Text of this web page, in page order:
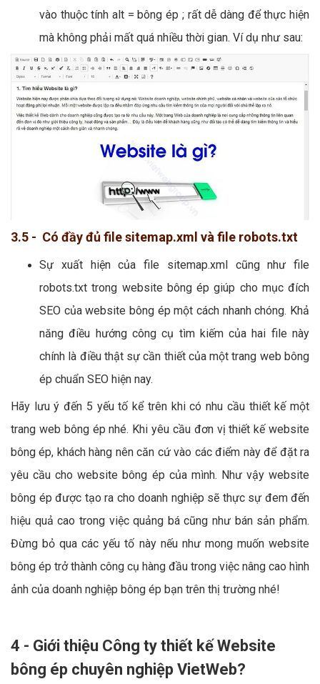
vào thuộc tính alt = bông ép ; rất dễ dàng để thực hiện
mà không phải mất quá nhiều thời gian. Ví dụ như sau:
3.5 - Có đầy đủ file sitemap.xml và file robots.txt
Sự xuất hiện của file sitemap.xml cũng như file
robots.txt trong website bông ép giúp cho mục đích
SEO của website bông ép một cách nhanh chóng. Khả
năng điều hướng công cụ tìm kiếm của hai file này
chính là điều thật sự cần thiết của một trang web bông
ép chuẩn SEO hiện nay.
Hãy lưu ý đến 5 yếu tố kể trên khi có nhu cầu thiết kế một
trang web bông ép nhé. Khi yêu cầu đơn vị thiết kế website
bông ép, khách hàng nên căn cứ vào các điểm này để đặt ra
yêu cầu cho website bông ép của mình. Như vậy website
bông ép được tạo ra cho doanh nghiệp sẽ thực sự đem đến
hiệu quả cao trong việc quảng bá cũng như bán sản phẩm.
Đừng bỏ qua các yếu tố này nếu như mong muốn website
bông ép trở thành công cụ hàng đầu trong việc nâng cao hình
ảnh của doanh nghiệp bông ép bạn trên thị trường nhé!
4 - Giới thiệu Công ty thiết kế Website
bông ép chuyên nghiệp VietWeb?